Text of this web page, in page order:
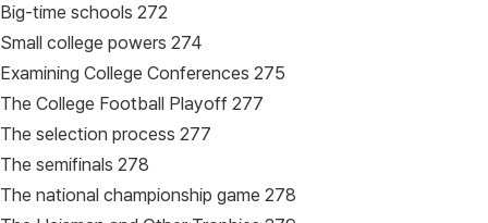
Big-time schools 272
Small college powers 274
Examining College Conferences 275
The College Football Playoff 277
The selection process 277
The semifinals 278
The national championship game 278